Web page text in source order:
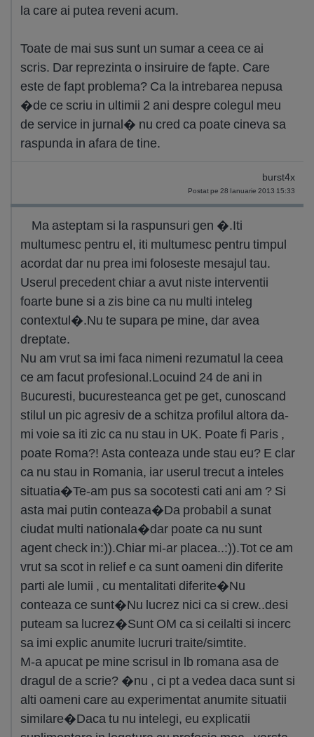
la care ai putea reveni acum.
Toate de mai sus sunt un sumar a ceea ce ai
scris. Dar reprezinta o insiruire de fapte. Care
este de fapt problema? Ca la intrebarea nepusa
�de ce scriu in ultimii 2 ani despre colegul meu
de service in jurnal� nu cred ca poate cineva sa
raspunda in afara de tine.
burst4x
Postat pe 28 Ianuarie 2013 15:33
Ma asteptam si la raspunsuri gen �.Iti
multumesc pentru el, iti multumesc pentru timpul
acordat dar nu prea imi foloseste mesajul tau.
Userul precedent chiar a avut niste interventii
foarte bune si a zis bine ca nu multi inteleg
contextul�.Nu te supara pe mine, dar avea
dreptate.
Nu am vrut sa imi faca nimeni rezumatul la ceea
ce am facut profesional.Locuind 24 de ani in
Bucuresti, bucuresteanca get pe get, cunoscand
stilul un pic agresiv de a schitza profilul altora da-
mi voie sa iti zic ca nu stau in UK. Poate fi Paris ,
poate Roma?! Asta conteaza unde stau eu? E clar
ca nu stau in Romania, iar userul trecut a inteles
situatia�Te-am pus sa socotesti cati ani am ? Si
asta mai putin conteaza�Da probabil a sunat
ciudat multi nationala�dar poate ca nu sunt
agent check in:)).Chiar mi-ar placea..:)).Tot ce am
vrut sa scot in relief e ca sunt oameni din diferite
parti ale lumii , cu mentalitati diferite�Nu
conteaza ce sunt�Nu lucrez nici ca si crew..desi
puteam sa lucrez�Sunt OM ca si ceilalti si incerc
sa imi explic anumite lucruri traite/simtite.
M-a apucat pe mine scrisul in lb romana asa de
dragul de a scrie? �nu , ci pt a vedea daca sunt si
alti oameni care au experimentat anumite situatii
similare�Daca tu nu intelegi, eu explicatii